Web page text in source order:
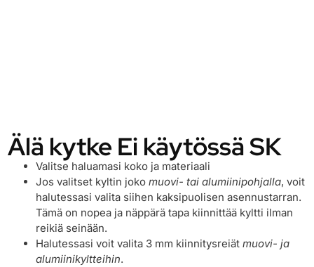
Älä kytke Ei käytössä SK
Valitse haluamasi koko ja materiaali
Jos valitset kyltin jokomuovi- tai alumiinipohjalla, voit
halutessasi valita siihen kaksipuolisen asennustarran.
Tämä on nopea ja näppärä tapa kiinnittää kyltti ilman
reikiä seinään.
Halutessasi voit valita 3 mm kiinnitysreiätmuovi- ja
alumiinikyltteihin.